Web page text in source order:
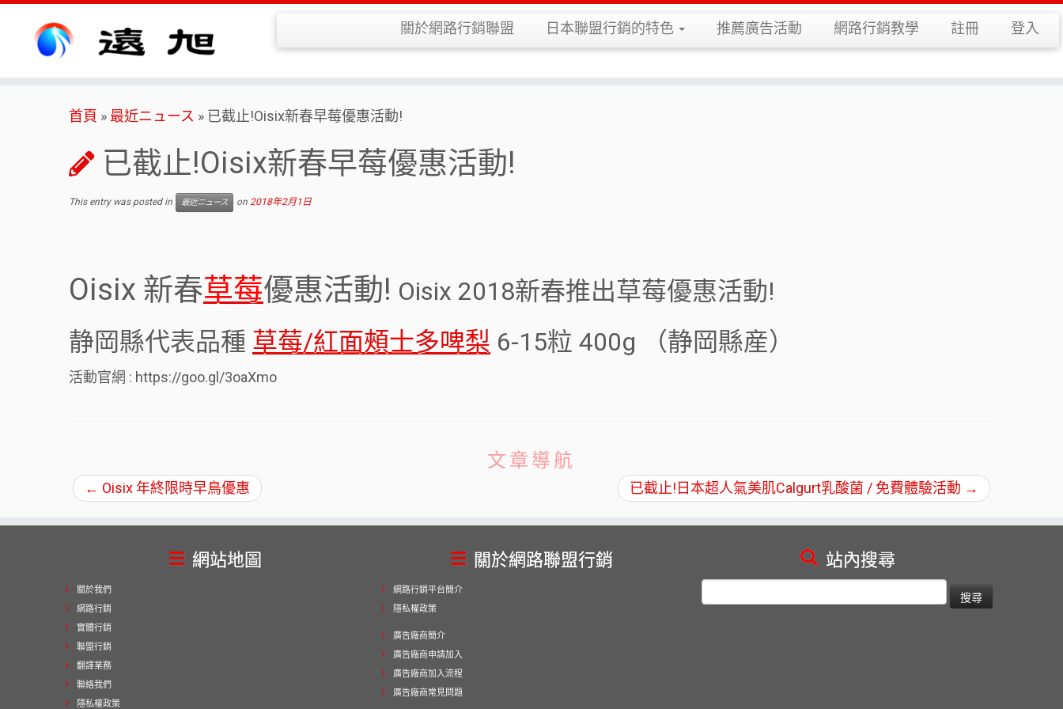
關於網路行銷聯盟 日本聯盟行銷的特色 推薦廣告活動 網路行銷教學 註冊 登入
首頁 »最近ニュース » 已截止!Oisix新春早莓優惠活動!
已截止!Oisix新春早莓優惠活動!
This entry was posted in 最近ニュース on 2018年2月1日
Oisix 新春草莓優惠活動! Oisix 2018新春推出草莓優惠活動!
静岡縣代表品種 草莓/紅面頰士多啤梨 6-15粒 400g （静岡縣産）
活動官網 : https://goo.gl/3oaXmo
文章導航
← Oisix 年終限時早鳥優惠 已截止!日本超人氣美肌Calgurt乳酸菌 / 免費體驗活動 →
網站地圖
關於我們
網路行銷
實體行銷
聯盟行銷
翻譯業務
聯絡我們
隱私權政策
關於網路聯盟行銷
網路行銷平台簡介
隱私權政策
廣告廠商簡介
廣告廠商申請加入
廣告廠商加入流程
廣告廠商常見問題
站內搜尋
尋